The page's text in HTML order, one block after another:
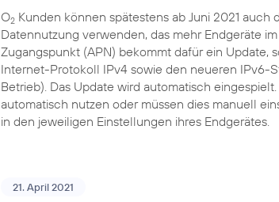
O2 Kunden können spätestens ab Juni 2021
Datennutzung verwenden, das mehr Endgeräte
Zugangspunkt (APN) bekommt dafür ein Update,
Internet-Protokoll IPv4 sowie den neueren IPv6-
Betrieb). Das Update wird automatisch
automatisch nutzen oder müssen dies manuell
in den jeweiligen Einstellungen ihres Endgerätes.
21. April 2021